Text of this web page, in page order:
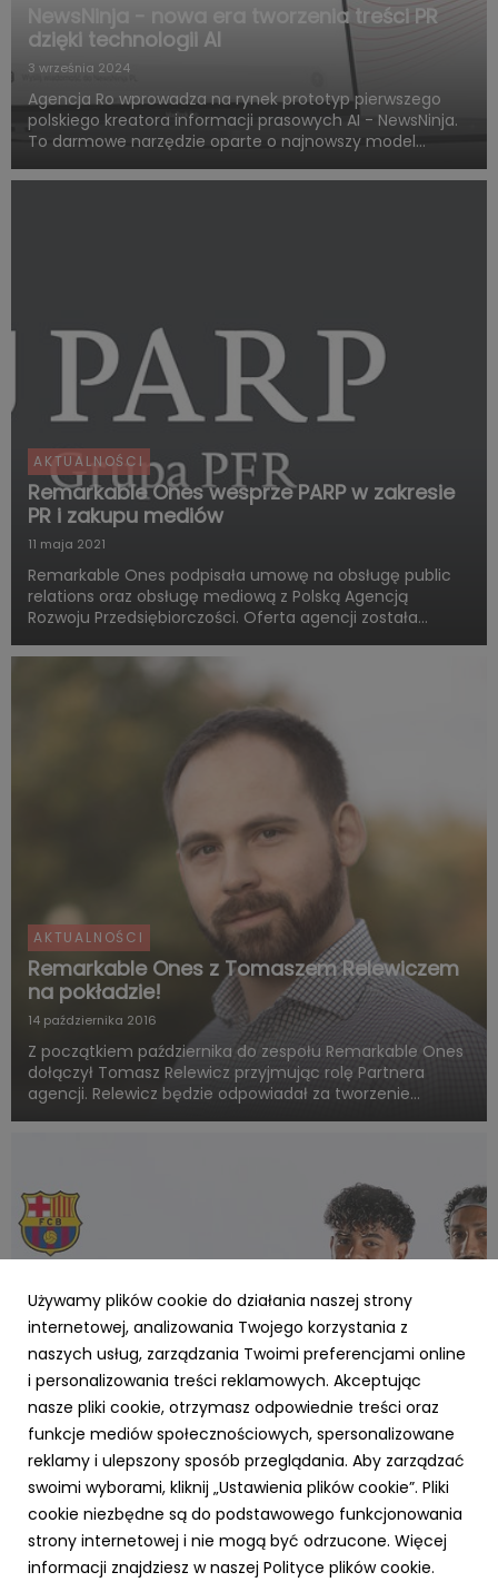
NewsNinja - nowa era tworzenia treści PR
dzięki technologii AI
3 września 2024
Agencja Ro wprowadza na rynek prototyp pierwszego
polskiego kreatora informacji prasowych AI - NewsNinja.
To darmowe narzędzie oparte o najnowszy model
informacji prasowej na dowolny temat w zaledwie kilka
AKTUALNOŚCI
Remarkable Ones wesprze PARP w zakresie
PR i zakupu mediów
11 maja 2021
Remarkable Ones podpisała umowę na obsługę public
relations oraz obsługę mediową z Polską Agencją
Rozwoju Przedsiębiorczości. Oferta agencji została
publiczne) z 13 innych ofert na usługi PR oraz 11 na usługi
domu mediowego. ...
AKTUALNOŚCI
Remarkable Ones z Tomaszem Relewiczem
na pokładzie!
14 października 2016
Z początkiem października do zespołu Remarkable Ones
dołączył Tomasz Relewicz przyjmując rolę Partnera
agencji. Relewicz będzie odpowiadał za tworzenie
AKTUALNOŚCI
FC Barcelona z nowym głównym partnerem.
Midea rozpoczyna pięcioletnią współpracę z
klubem
16 lipca 2026
Od sezonu 2026/27 logo marki Midea pojawi się na
rękawach strojów meczowych i treningowych drużyny.
Marka zyska również szeroką ekspozycję podczas
Używamy plików cookie do działania naszej strony
internetowej, analizowania Twojego korzystania z
naszych usług, zarządzania Twoimi preferencjami online
i personalizowania treści reklamowych. Akceptując
nasze pliki cookie, otrzymasz odpowiednie treści oraz
funkcje mediów społecznościowych, spersonalizowane
reklamy i ulepszony sposób przeglądania. Aby zarządzać
swoimi wyborami, kliknij „Ustawienia plików cookie”. Pliki
cookie niezbędne są do podstawowego funkcjonowania
strony internetowej i nie mogą być odrzucone. Więcej
informacji znajdziesz w naszej Polityce plików cookie.